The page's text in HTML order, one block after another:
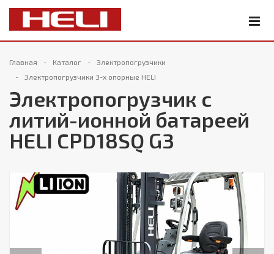
Главная Каталог
Электропогрузчики
Электропогрузчики 3-х опорные HELI
Электропогрузчик с
литий-ионной батареей
HELI CPD18SQ G3